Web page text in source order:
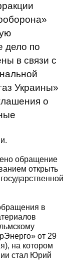
дело по
в связи с
Украины»
о
обращение
открыть
в
от 29
на котором
стал Юрий